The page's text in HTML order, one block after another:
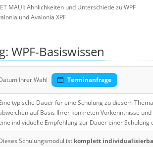
MAUI: Ähnlichkeiten und Unterschiede zu WPF
und Avalonia XPF
WPF-Basiswissen
Ihrer Wahl Terminanfrage
typische Dauer für eine Schulung zu diesem
auf Basis Ihrer konkreten Vorkenntnisse
individuelle Empfehlung zur Dauer einer Schulung
Schulungsmodul ist komplett